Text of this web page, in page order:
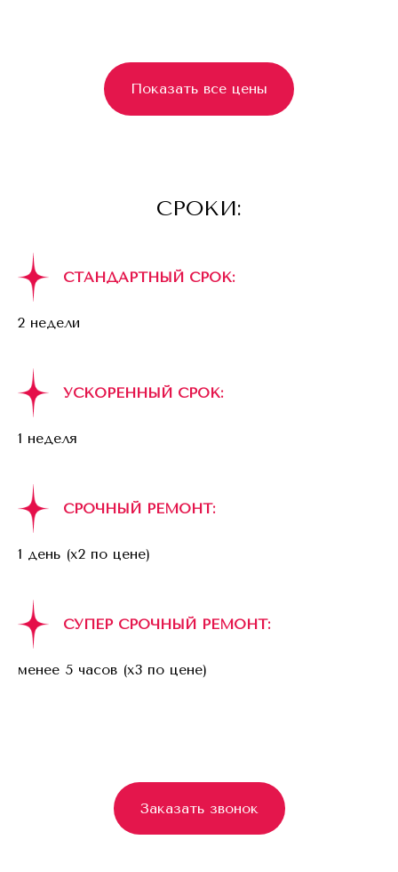
Показать все цены
СРОКИ:
СТАНДАРТНЫЙ СРОК:
2 недели
УСКОРЕННЫЙ СРОК:
1 неделя
СРОЧНЫЙ РЕМОНТ:
1 день (x2 по цене)
СУПЕР СРОЧНЫЙ РЕМОНТ:
менее 5 часов (x3 по цене)
Заказать звонок